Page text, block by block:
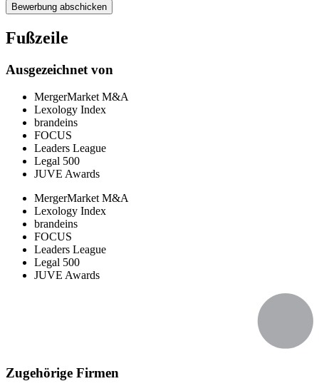
Bewerbung abschicken
Fußzeile
Ausgezeichnet von
MergerMarket M&A
Lexology Index
brandeins
FOCUS
Leaders League
Legal 500
JUVE Awards
MergerMarket M&A
Lexology Index
brandeins
FOCUS
Leaders League
Legal 500
JUVE Awards
Zugehörige Firmen